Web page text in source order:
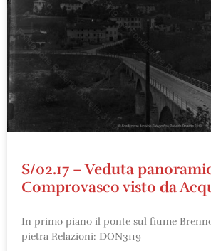
S/02.17 – Veduta
Comprovasco visto da
In primo piano il ponte sul fiume
pietra Relazioni: DON3119